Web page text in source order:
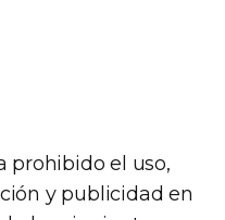
prohibido el uso,
y publicidad en